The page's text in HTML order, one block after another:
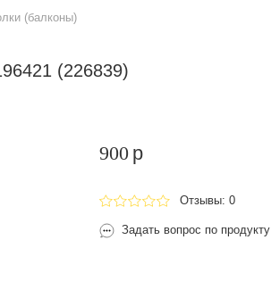
(балконы)
(226839)
900 p
Отзывы: 0
Задать вопрос по продукту